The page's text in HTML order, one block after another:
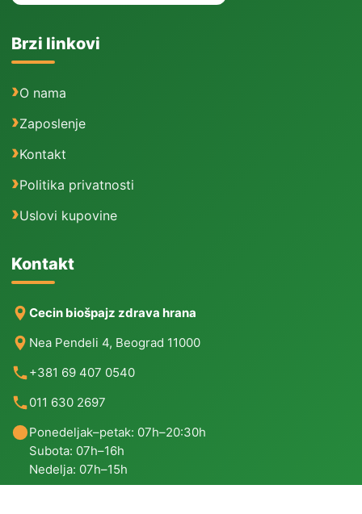
Brzi linkovi
O nama
Zaposlenje
Kontakt
Politika privatnosti
Uslovi kupovine
Kontakt
Cecin biošpajz zdrava hrana
Nea Pendeli 4, Beograd 11000
+381 69 407 0540
011 630 2697
Ponedeljak–petak: 07h–20:30h
Subota: 07h–16h
Nedelja: 07h–15h